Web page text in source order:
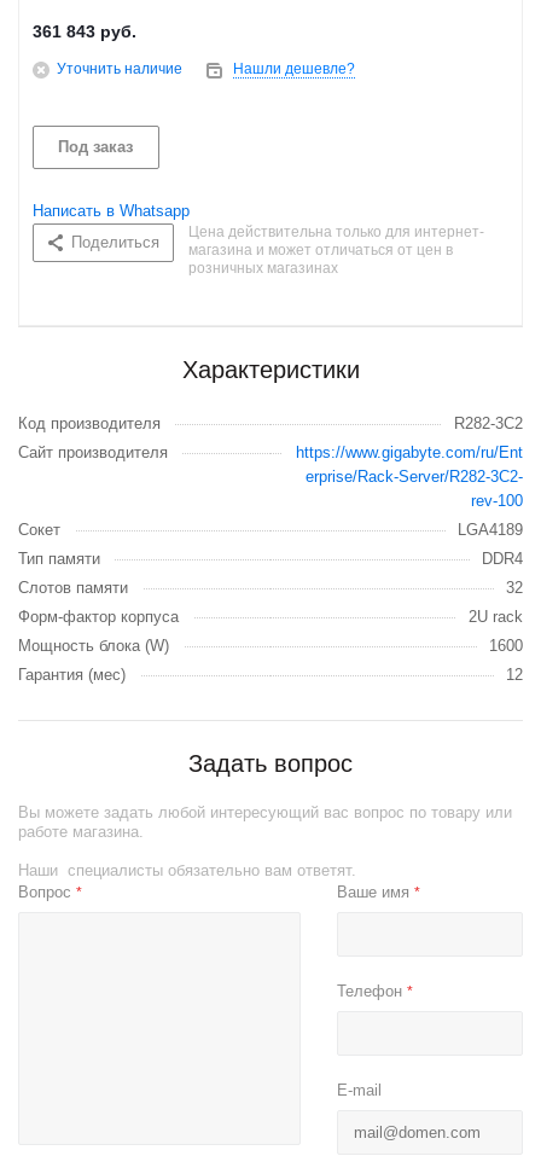
361 843 руб.
Уточнить наличие Нашли дешевле?
Под заказ
Написать в Whatsapp
Поделиться
Цена действительна только для интернет-
магазина и может отличаться от цен в
розничных магазинах
Характеристики
Код производителя
R282-3C2
Сайт производителя
https://www.gigabyte.com/ru/Ent
erprise/Rack-Server/R282-3C2-
rev-100
Сокет
LGA4189
Тип памяти
DDR4
Слотов памяти
32
Форм-фактор корпуса
2U rack
Мощность блока (W)
1600
Гарантия (мес)
12
Задать вопрос
Вы можете задать любой интересующий вас вопрос по товару или
работе магазина.
Наши специалисты обязательно вам ответят.
Вопрос * Ваше имя*
Телефон*
E-mail